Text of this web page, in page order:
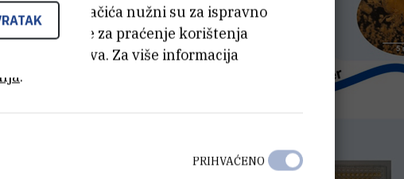
od tih kolačića nužni su za ispravno
koriste za praćenje korištenja
iskustva. Za više informacija
.
PRIHVAĆENO